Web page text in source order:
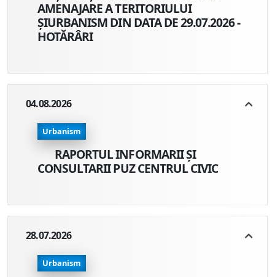
AMENAJARE A TERITORIULUI
ȘIURBANISM DIN DATA DE 29.07.2026 -
HOTĂRÂRI
04.08.2026
Urbanism
RAPORTUL INFORMARII ȘI
CONSULTARII PUZ CENTRUL CIVIC
28.07.2026
Urbanism